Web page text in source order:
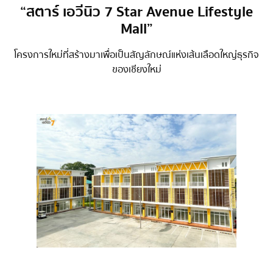
“สตาร์ เอวีนิว 7 Star Avenue Lifestyle
Mall”
โครงการใหม่ที่สร้างมาเพื่อเป็นสัญลักษณ์แห่งเส้นเลือดใหญ่ธุรกิจ
ของเชียงใหม่